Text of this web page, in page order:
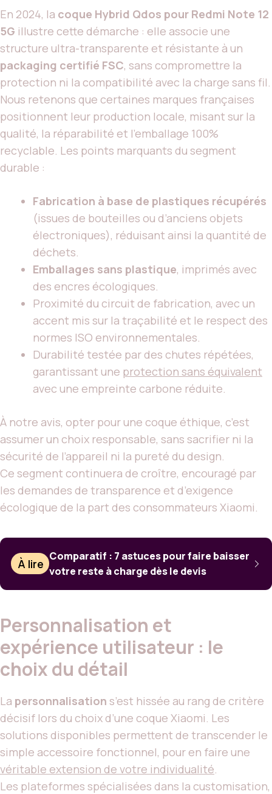
En 2024, la coque Hybrid Qdos pour Redmi Note 12
5G illustre cette démarche : elle associe une
structure ultra-transparente et résistante à un
packaging certifié FSC, sans compromettre la
protection ni la compatibilité avec la charge sans fil.
Nous retenons que certaines marques françaises
positionnent leur production locale, misant sur la
qualité, la réparabilité et l’emballage 100%
recyclable. Les points marquants du segment
durable :
Fabrication à base de plastiques récupérés
(issues de bouteilles ou d’anciens objets
électroniques), réduisant ainsi la quantité de
déchets.
Emballages sans plastique, imprimés avec
des encres écologiques.
Proximité du circuit de fabrication, avec un
accent mis sur la traçabilité et le respect des
normes ISO environnementales.
Durabilité testée par des chutes répétées,
garantissant une protection sans équivalent
avec une empreinte carbone réduite.
À notre avis, opter pour une coque éthique, c’est
assumer un choix responsable, sans sacrifier ni la
sécurité de l’appareil ni la pureté du design.
Ce segment continuera de croître, encouragé par
les demandes de transparence et d’exigence
écologique de la part des consommateurs Xiaomi.
À lire
Comparatif : 7 astuces pour faire baisser
votre reste à charge dès le devis
Personnalisation et
expérience utilisateur : le
choix du détail
La personnalisation s’est hissée au rang de critère
décisif lors du choix d’une coque Xiaomi. Les
solutions disponibles permettent de transcender le
simple accessoire fonctionnel, pour en faire une
véritable extension de votre individualité
Les plateformes spécialisées dans la customisation,